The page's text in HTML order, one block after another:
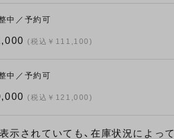
中／予約可
(税込￥111,100)
中／予約可
(税込￥121,000)
示されていても、在庫状況によって